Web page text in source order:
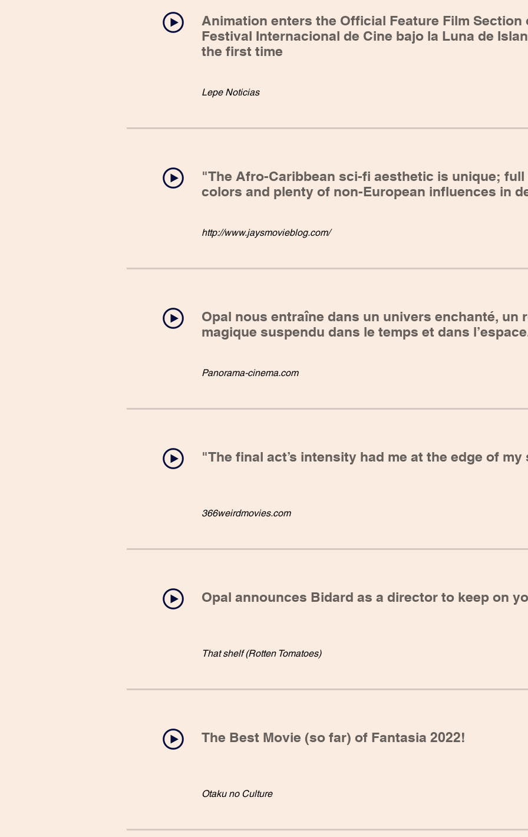
Animation enters the Official Feature Film Section
Festival Internacional de Cine bajo la Luna de
the first time
Lepe Noticias
"The Afro-Caribbean sci-fi aesthetic is unique;
colors and plenty of non-European influences in
http://www.jaysmovieblog.com/
Opal nous entraîne dans un univers enchanté, un
magique suspendu dans le temps et dans
Panorama-cinema.com
"The final act’s intensity had me at the edge of my
366weirdmovies.com
Opal announces Bidard as a director to keep on
That shelf (Rotten Tomatoes)
The Best Movie (so far) of Fantasia 2022!
Otaku no Culture